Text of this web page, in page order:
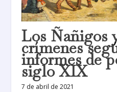
Los Ñañigos
crímenes
informes de
siglo XIX
7 de abril de 2021